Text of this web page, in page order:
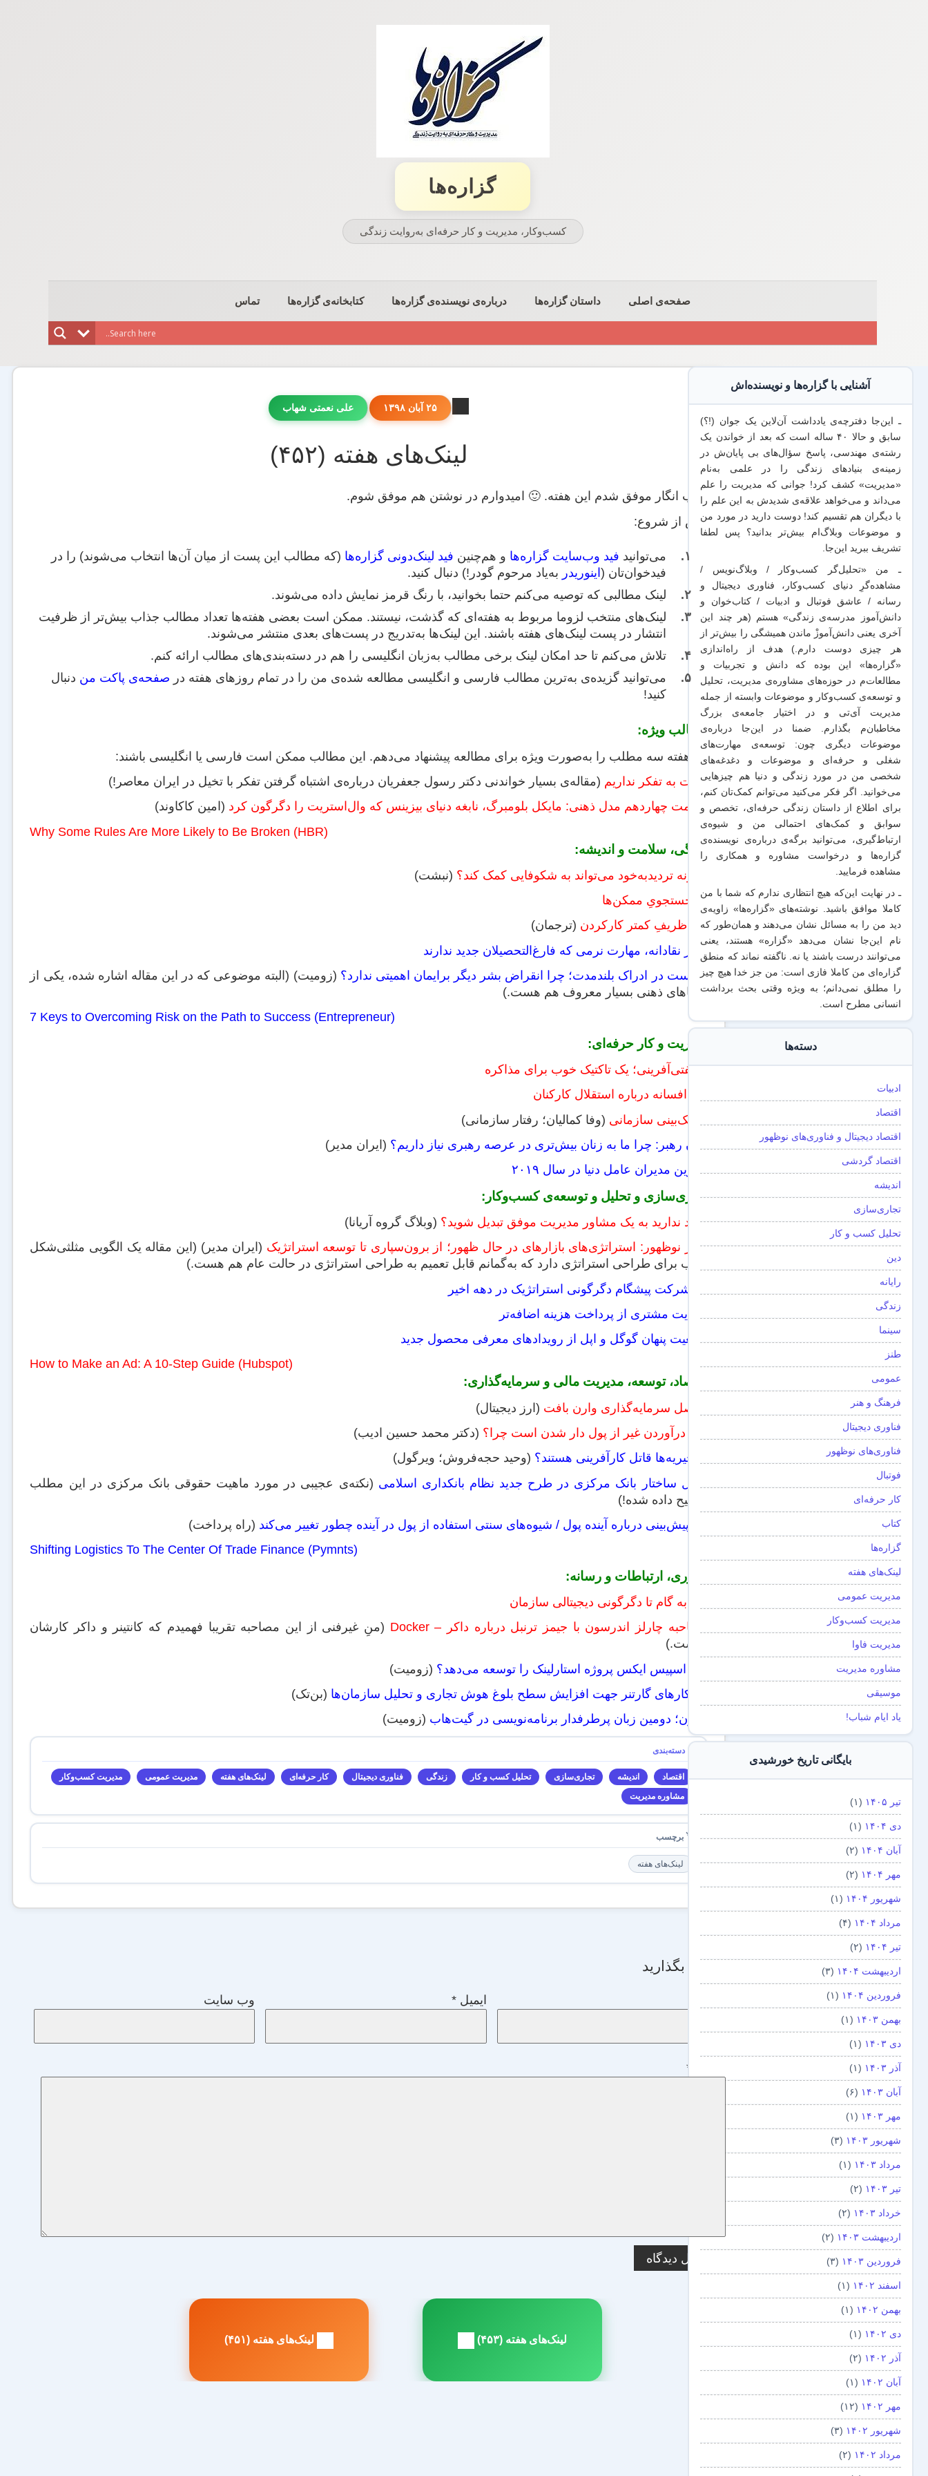
گزاره‌ها
کسب‌وکار، مدیریت و كار حرفه‌ای به‌روایت زندگی
صفحه‌ی اصلی داستان گزاره‌ها درباره‌ی نویسنده‌ی گزاره‌ها کتابخانه‌ی گزاره‌ها تماس
۲۵ آبان ۱۳۹۸ علی نعمتی شهاب
لینک‌های هفته (۴۵۲)
خوب انگار موفق شدم این هفته. 🙂 امیدوارم در نوشتن هم موفق شوم.
پیش از شروع:
می‌توانید فید وب‌سایت گزاره‌ها و هم‌چنین فید لینک‌دونی گزاره‌ها (که مطالب این پست از میان آن‌ها انتخاب می‌شوند) را در
فیدخوان‌تان (اینوریدر به‌یاد مرحوم گودر!) دنبال کنید.
لینک‌ مطالبی که توصیه می‌کنم حتما بخوانید، با رنگ قرمز نمایش داده می‌شوند.
لینک‌‌های منتخب لزوما مربوط به هفته‌ای که گذشت، نیستند. ممکن است بعضی هفته‌ها تعداد مطالب جذاب بیش‌تر از ظرفیت
انتشار در پست لینک‌های هفته باشند. این لینک‌ها به‌تدریج در پست‌های بعدی منتشر می‌شوند.
تلاش می‌کنم تا حد امکان لینک برخی مطالب به‌زبان انگلیسی را هم در دسته‌بندی‌های مطالب ارائه کنم.
می‌توانید گزیده‌ی به‌ترین مطالب فارسی و انگلیسی مطالعه‌ شده‌ی من را در تمام روزهای هفته در صفحه‌ی پاکت من دنبال
کنید!
مطالب ویژه:
هر هفته سه مطلب را به‌صورت ویژه برای مطالعه پیشنهاد می‌دهم. این مطالب ممکن است فارسی یا انگلیسی باشند:
عادت به تفکر نداریم (مقاله‌ی بسیار خواندنی دکتر رسول جعفریان درباره‌ی اشتباه گرفتن تفکر با تخیل در ایران معاصر!)
قسمت چهاردهم مدل ذهنی: مایکل بلومبرگ، نابغه دنیای بیزینس که وال‌استریت را دگرگون کرد (امین کاکاوند)
Why Some Rules Are More Likely to Be Broken (HBR)
زندگی، سلامت و اندیشه:
چگونه تردیدبه‌خود می‌تواند به شکوفایی کمک کند؟ (نبشت)
در جستجویِ ممکن‌ها
هنر ظریفِ کمتر کارکردن (ترجمان)
تفکر نقادانه، مهارت نرمی که فارغ‌التحصیلان جدید ندارند
شکست در ادراک بلندمدت؛ چرا انقراض بشر دیگر برایمان اهمیتی ندارد؟ (زومیت) (البته موضوعی که در این مقاله اشاره شده، یکی از
خطاهای ذهنی بسیار معروف هم هست.)
7 Keys to Overcoming Risk on the Path to Success (Entrepreneur)
مدیریت و کار حرفه‌ای:
شگفتی‌آفرینی؛ یک تاکتیک خوب برای مذاکره
سه افسانه درباره استقلال کارکنان
نزدیک‌بینی سازمانی (وفا کمالیان؛ رفتار سازمانی)
زنان رهبر: چرا ما به زنان بیش‌تری در عرصه رهبری نیاز داریم؟ (ایران مدیر)
برترین مدیران عامل دنیا در سال ۲۰۱۹
تجاری‌سازی و تحلیل و توسعه‌ی کسب‌وکار:
قصد ندارید به یک مشاور مدیریت موفق تبدیل شوید؟ (وبلاگ گروه آریانا)
بازار نوظهور: استراتژی‌های بازارهای در حال ظهور؛ از برون‌سپاری تا توسعه استراتژیک (ایران مدیر) (این مقاله یک الگویی مثلثی‌شکل
جالب برای طراحی استراتژی دارد که به‌گمانم قابل تعمیم به طراحی استراتژی در حالت عام هم هست.)
رضایت مشتری از پرداخت هزینه اضافه‌تر
واقعیت پنهان گوگل و اپل از رویدادهای معرفی محصول جدید
How to Make an Ad: A 10-Step Guide (Hubspot)
اقتصاد، توسعه، مدیریت مالی و سرمایه‌گذاری:
(ارز دیجیتال)
پول درآوردن غیر از پول دار شدن است چرا؟ (دکتر محمد حسین ادیب)
آیا خیریه‌ها قاتل کارآفرینی هستند؟ (وحید حجه‌فروش؛ ویرگول)
تبدیل ساختار بانک مرکزی در طرح جدید نظام بانکداری اسلامی (نکته‌ی عجیبی در مورد ماهیت حقوقی بانک مرکزی در این مطلب
توضیح داده شده!)
پنج پیش‌بینی درباره آینده پول / شیوه‌های سنتی استفاده از پول در آینده چطور تغییر می‌کند (راه پرداخت)
Shifting Logistics To The Center Of Trade Finance (Pymnts)
فناوری، ارتباطات و رسانه:
گام به گام تا دگرگونی دیجیتالی سازمان
مصاحبه چارلز اندرسون با جیمز ترنبل درباره داکر – Docker
(منِ غیرفنی از این مصاحبه تقریبا فهمیدم که کانتینر و داکر کارشان
چیست.)
چرا اسپیس ایکس پروژه استارلینک را توسعه می‌دهد؟ (زومیت)
راهکارهای گارتنر جهت افزایش سطح بلوغ هوش تجاری و تحلیل سازمان‌ها (بن‌تک)
پایتون؛ دومین زبان پرطرفدار برنامه‌نویسی در گیت‌هاب (زومیت)
اقتصاد اندیشه تجاری‌سازی تحلیل کسب و کار زندگی فناوری دیجیتال کار حرفه‌ای لینک‌های هفته مدیریت عمومی
مدیریت کسب‌و‌کار
مشاوره مدیریت
لینک‌های هفته
دیدگاه بگذارید
ایمیل* وب‌ سایت
*
راهبری
مطلب
لینک‌های هفته (۴۵۱)
مطلب
لینک‌های هفته (۴۵۳)
آشنایی با گزاره‌ها و نویسنده‌اش
ـ این‌جا دفترچه‌ی یادداشت‌ آن‌لاین یک جوان (!؟)
سابق و حالا ۴۰ ساله است که بعد از خواندن یک
رشته‌ی مهندسی، پاسخ سؤال‌های بی پایان‌ش در
زمینه‌ی بنیادهای زندگی را در علمی به‌نام
«مدیریت» کشف کرد! جوانی که مدیریت را علم
می‌داند و می‌خواهد علاقه‌ی شدیدش به این علم را
بادیگران همتقسیم کند! دوست دارید در مورد من
و موضوعات وبلاگ‌ام بیش‌تر بدانید؟ پس لطفا
تشریف ببرید این‌جا.
ـ من «تحلیل‌گر کسب‌وکار / وبلاگ‌نویس /
مشاهده‌گرِ دنیای کسب‌وکار، فناوری دیجیتال و
رسانه / عاشق فوتبال و ادبیات / کتاب‌خوان و
دانش‌آموز مدرسه‌ی زندگی» هستم (هر چند این
آخری یعنی دانش‌آموزْ ماندن همیشگی را بیش‌تر از
هر چیزی دوست دارم.) هدف از راه‌اندازی
«گزاره‌ها» این بوده که دانش و تجربیات‌ و
مطالعات‌م در حوزه‌های مشاوره‌ی مدیریت، تحلیل
و توسعه‌ی کسب‌وکار و موضوعات وابسته از جمله
مدیریت آی‌تی و در اختیار جامعه‌ی بزرگ
مخاطبان‌م بگذارم. ضمنا در این‌جا درباره‌ی
موضوعات دیگری چون: توسعه‌ی مهارت‌های
شغلی و حرفه‌ای و موضوعات و دغدغه‌های
شخصی من در مورد زندگی و دنیا هم چیزهایی
می‌خوانید. اگر فکر می‌کنید می‌توانم کمک‌تان کنم،
برای اطلاع از داستان زندگی حرفه‌ای، تخصص و
سوابق و کمک‌های احتمالی من و شیو‌ه‌ی
ارتباط‌گیری، می‌توانید برگه‌یدرباره‌ی نویسنده‌ی
گزاره‌ها و درخواست مشاوره و همکاری را
مشاهده فرمایید.
ـ در نهایت این‌که هیچ انتظاری ندارم که شما با من
کاملا موافق باشید. نوشته‌های «گزاره‌ها» زاویه‌ی
دید من را به مسائل نشان می‌دهند و همان‌طور که
نام این‌جا نشان می‌دهد «گزاره‌» هستند، یعنی
می‌توانند درست باشند یا نه. ناگفته نماند که منطق
گزاره‌ای من کاملا فازی است: من جز خدا هیچ چیز
را مطلق نمی‌دانم؛ به ویژه وقتی بحث برداشت
انسانی مطرح است.
دسته‌ها
ادبیات
اقتصاد
اقتصاد دیجیتال و فناوری‌های نوظهور
اقتصاد گردشی
اندیشه
تجاری‌سازی
تحلیل کسب و کار
دین
رایانه
زندگی
سینما
طنز
عمومی
فرهنگ و هنر
فناوری دیجیتال
فناوری‌های نوظهور
فوتبال
کار حرفه‌ای
کتاب
گزاره‌ها
لینک‌های هفته
مدیریت عمومی
مدیریت کسب‌و‌کار
مدیریت فاوا
مشاوره مدیریت
موسیقی
یاد ایام شباب!
بایگانی تاریخ خورشیدی
تیر ۱۴۰۵ (۱)
دی ۱۴۰۴ (۱)
آبان ۱۴۰۴ (۲)
مهر ۱۴۰۴ (۲)
شهریور ۱۴۰۴ (۱)
مرداد ۱۴۰۴ (۴)
تیر ۱۴۰۴ (۲)
اردیبهشت ۱۴۰۴ (۳)
فروردین ۱۴۰۴ (۱)
بهمن ۱۴۰۳ (۱)
دی ۱۴۰۳ (۱)
آذر ۱۴۰۳ (۱)
آبان ۱۴۰۳ (۶)
مهر ۱۴۰۳ (۱)
شهریور ۱۴۰۳ (۳)
مرداد ۱۴۰۳ (۱)
تیر ۱۴۰۳ (۲)
خرداد ۱۴۰۳ (۲)
اردیبهشت ۱۴۰۳ (۲)
فروردین ۱۴۰۳ (۳)
اسفند ۱۴۰۲ (۱)
بهمن ۱۴۰۲ (۱)
دی ۱۴۰۲ (۱)
آذر ۱۴۰۲ (۲)
آبان ۱۴۰۲ (۱)
مهر ۱۴۰۲ (۱۲)
شهریور ۱۴۰۲ (۳)
مرداد ۱۴۰۲ (۲)